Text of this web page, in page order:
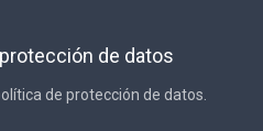
de datos
de protección de datos.